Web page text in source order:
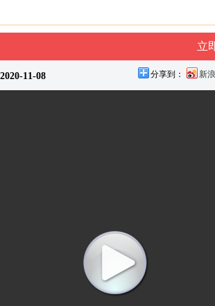
2020-11-08 分享到： 新